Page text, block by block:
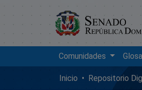
Comunidades
Inicio